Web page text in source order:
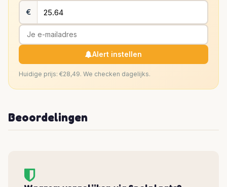
€
Alert instellen
Huidige prijs: €28,49. We checken dagelijks.
Beoordelingen